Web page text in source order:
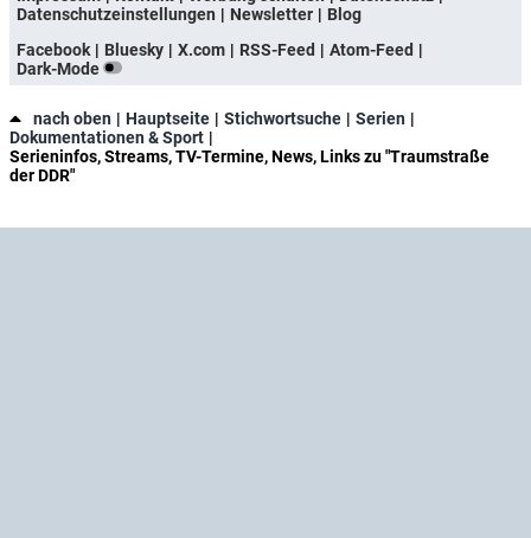
Datenschutzeinstellungen
Newsletter
Blog
Facebook
Bluesky X.com RSS-Feed
Atom-Feed
Dark-Mode
nach oben Hauptseite Stichwortsuche
Serien
Dokumentationen & Sport
Serieninfos, Streams, TV-Termine, News, Links zu "Traumstraße
der DDR"